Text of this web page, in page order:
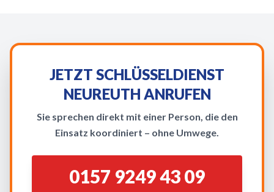
JETZT SCHLÜSSELDIENST
NEUREUTH ANRUFEN
Sie sprechen direkt mit einer Person, die den
Einsatz koordiniert – ohne Umwege.
0157 9249 43 09